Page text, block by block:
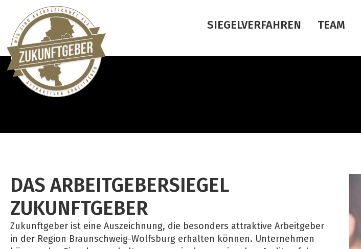
SIEGELVERFAHREN TEAM
DAS ARBEITGEBERSIEGEL
ZUKUNFTGEBER
Zukunftgeber ist eine Auszeichnung, die besonders attraktive Arbeitgeber
in der Region Braunschweig-Wolfsburg erhalten können. Unternehmen